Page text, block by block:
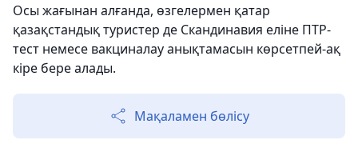
Осы жағынан алғанда, өзгелермен қатар
қазақстандық туристер де Скандинавия еліне ПТР-
тест немесе вакциналау анықтамасын көрсетпей-ақ
кіре бере алады.
Мақаламен бөлісу